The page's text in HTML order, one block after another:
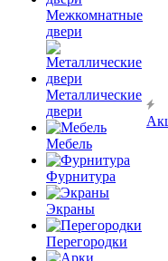
Межкомнатные
двери
Металлические
двери
Мебель
Фурнитура
Экраны
Перегородки